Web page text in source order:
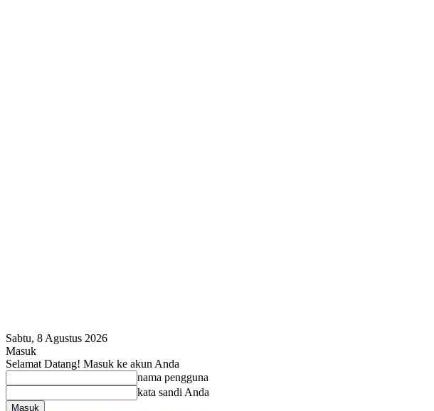
Sabtu, 8 Agustus 2026
Masuk
Selamat Datang! Masuk ke akun Anda
nama pengguna
kata sandi Anda